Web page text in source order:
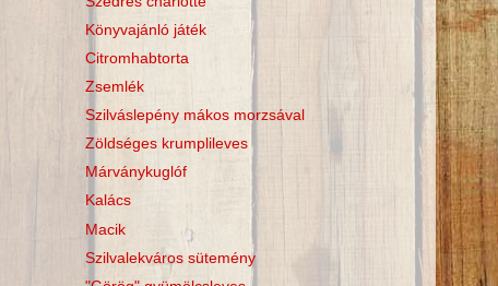
Könyvajánló játék
Citromhabtorta
Zsemlék
Szilváslepény mákos morzsával
Zöldséges krumplileves
Márványkuglóf
Kalács
Macik
Szilvalekváros sütemény